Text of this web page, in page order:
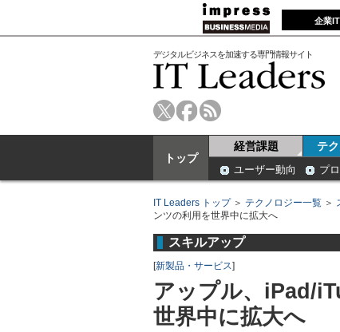
企業IT
デジタルビジネスを加速する専門情報サイト
トップ
経営課題 テ
ユーザー動向 プ
IT Leaders トップ＞ テクノロジー一覧 ＞
ンツの利用を世界中に拡大へ
スキルアップ
[新製品・サービス]
アップル、iPad/
世界中に拡大へ